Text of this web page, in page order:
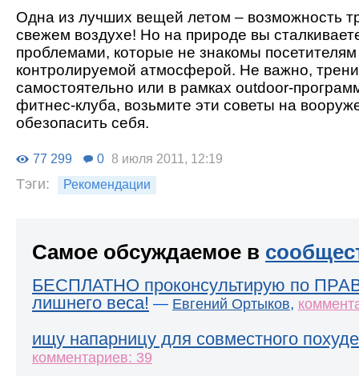
Одна из лучших вещей летом – возможность
свежем воздухе! Но на природе вы
проблемами, которые не знакомы посетителям
контролируемой атмосферой. Не важно,
самостоятельно или в рамках outdoor-
фитнес-клуба, возьмите эти советы на
обезопасить себя.
77 299 0 8 июля 2011, 12:19
Тэги: Рекомендации
Самое обсуждаемое в
БЕСПЛАТНО проконсультирую по
лишнего веса! — Евгений Ортыков,
ищу напарницу для совместного
комментариев: 39